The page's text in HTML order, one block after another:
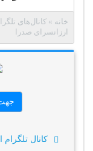
خانه » کانال‌های
ارزانسرای صدرا
کانال تلگرام